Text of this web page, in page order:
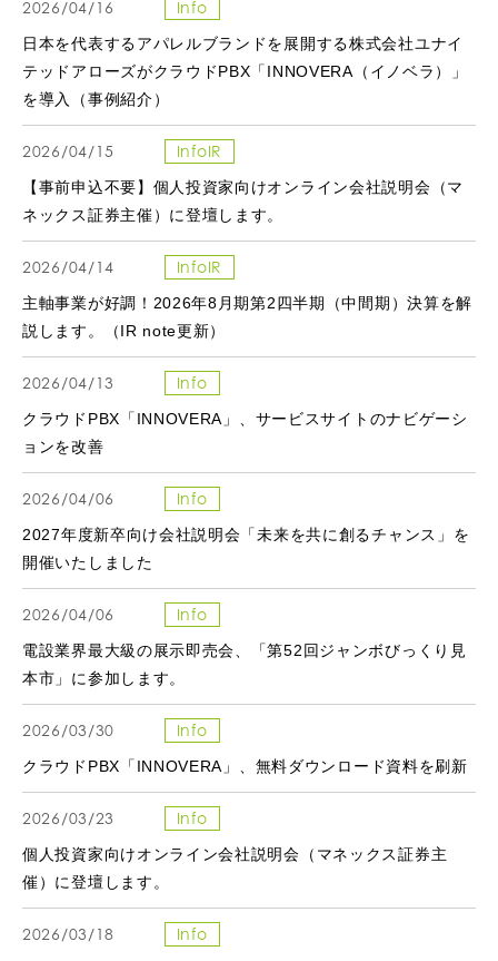
2026/04/16 Info
日本を代表するアパレルブランドを展開する株式会社ユナイ
テッドアローズがクラウドPBX「INNOVERA（イノベラ）」
を導入（事例紹介）
2026/04/15 InfoIR
【事前申込不要】個人投資家向けオンライン会社説明会（マ
ネックス証券主催）に登壇します。
2026/04/14 InfoIR
主軸事業が好調！2026年8月期第2四半期（中間期）決算を解
説します。（IR note更新）
2026/04/13 Info
クラウドPBX「INNOVERA」、サービスサイトのナビゲーシ
ョンを改善
2026/04/06 Info
2027年度新卒向け会社説明会「未来を共に創るチャンス」を
開催いたしました
2026/04/06 Info
電設業界最大級の展示即売会、「第52回ジャンボびっくり見
本市」に参加します。
2026/03/30 Info
クラウドPBX「INNOVERA」、無料ダウンロード資料を刷新
2026/03/23 Info
個人投資家向けオンライン会社説明会（マネックス証券主
催）に登壇します。
2026/03/18 Info